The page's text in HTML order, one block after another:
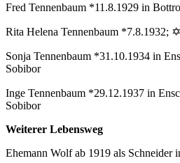
Fred Tennenbaum *11.8.1929 in
Rita Helena Tennenbaum *7.8.1932;
Sonja Tennenbaum *31.10.1934 in
Sobibor
Inge Tennenbaum *29.12.1937 in
Sobibor
Weiterer Lebensweg
Ehemann Wolf ab 1919 als Schneider